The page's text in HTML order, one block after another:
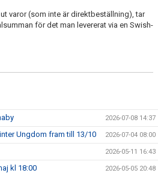
varor (som inte är direktbeställning), tar
för det man levererat via en Swish-
2026-07-08 14:37
Ungdom fram till 13/10 2026-07-04 08:00
2026-05-11 16:43
kl 18:00 2026-05-05 20:48